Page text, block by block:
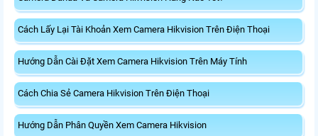
Cách Lấy Lại Tài Khoản Xem Camera Hikvision Trên Điện Thoại
Hướng Dẫn Cài Đặt Xem Camera Hikvision Trên Máy Tính
Cách Chia Sẻ Camera Hikvision Trên Điện Thoại
Hướng Dẫn Phân Quyền Xem Camera Hikvision